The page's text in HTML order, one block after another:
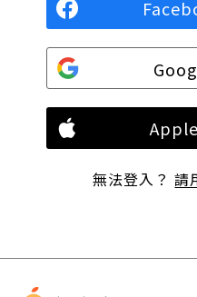
無法登入？請